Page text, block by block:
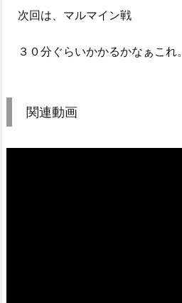
次回は、マルマイン戦
３０分ぐらいかかるかなぁこれ。
関連動画